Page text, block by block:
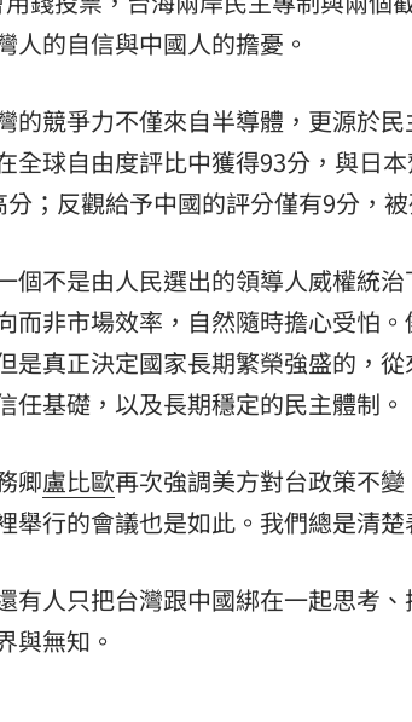
人的自信與中國人的擔憂。
的競爭力不僅來自半導體，更源於民
全球自由度評比中獲得93分，與日
；反觀給予中國的評分僅有9分，
個不是由人民選出的領導人威權統
而非市場效率，自然隨時擔心受怕
是真正決定國家長期繁榮強盛的，
任基礎，以及長期穩定的民主體制。
卿盧比歐再次強調美方對台政策不
舉行的會議也是如此。我們總是清楚
有人只把台灣跟中國綁在一起思考
與無知。